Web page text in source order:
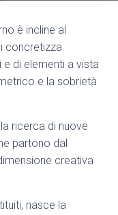
è incline al
concretizza
e di elementi a vista
e la sobrietà
ricerca di nuove
partono dal
creativa
nasce la